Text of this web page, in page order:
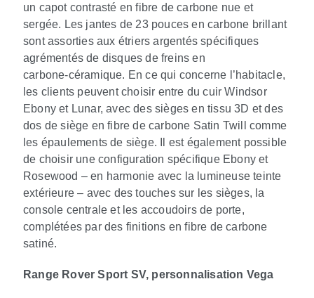
un capot contrasté en fibre de carbone nue et
sergée. Les jantes de 23 pouces en carbone brillant
sont assorties aux étriers argentés spécifiques
agrémentés de disques de freins en
carbone‑céramique. En ce qui concerne l’habitacle,
les clients peuvent choisir entre du cuir Windsor
Ebony et Lunar, avec des sièges en tissu 3D et des
dos de siège en fibre de carbone Satin Twill comme
les épaulements de siège. Il est également possible
de choisir une configuration spécifique Ebony et
Rosewood – en harmonie avec la lumineuse teinte
extérieure – avec des touches sur les sièges, la
console centrale et les accoudoirs de porte,
complétées par des finitions en fibre de carbone
satiné.
Range Rover Sport SV, personnalisation Vega